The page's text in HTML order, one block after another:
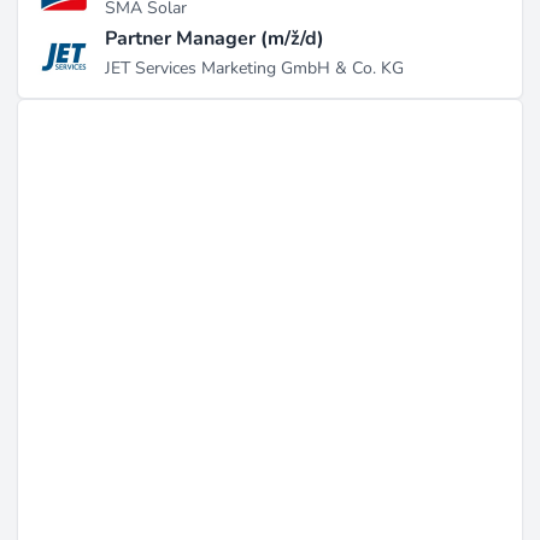
Projekty a dosavadní výsledky
Berde Renewables dokončila několik významných
SMA Solar
Partner Manager (m/ž/d)
JET Services Marketing GmbH & Co. KG